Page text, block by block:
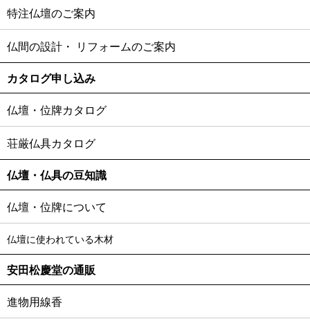
特注仏壇のご案内
仏間の設計・ リフォームのご案内
カタログ申し込み
仏壇・位牌カタログ
荘厳仏具カタログ
仏壇・仏具の豆知識
仏壇・位牌について
仏壇に使われている木材
安田松慶堂の通販
進物用線香